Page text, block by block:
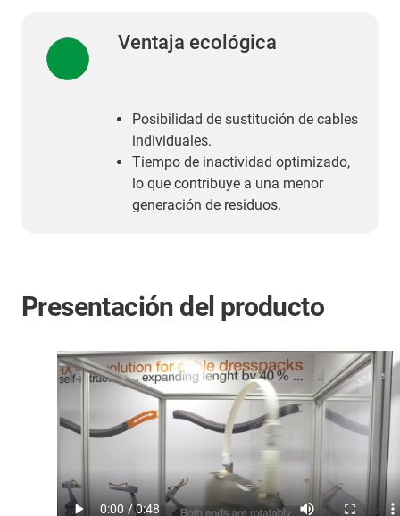
Ventaja ecológica
Posibilidad de sustitución de cables
individuales.
Tiempo de inactividad optimizado,
lo que contribuye a una menor
generación de residuos.
Presentación del producto